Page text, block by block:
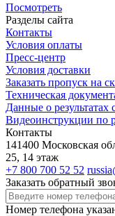
Посмотреть
Разделы сайта
Контакты
Условия оплаты
Пресс-центр
Условия доставки
Заказать пропуск на
Техническая
Данные о
Видеоинструкции по
Контакты
141400 Московская
25, 14 этаж
+7 800 700 52 52
Заказать обратный
Номер телефона